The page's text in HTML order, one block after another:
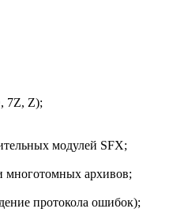
7Z, Z);
модулей SFX;
многотомных архивов;
протокола ошибок);